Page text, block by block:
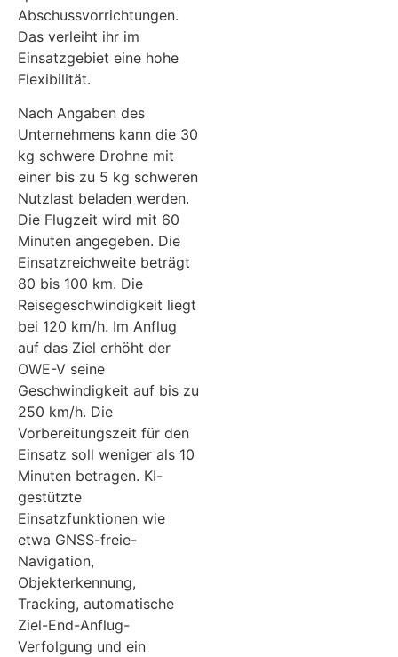
Abschussvorrichtungen.
Das verleiht ihr im
Einsatzgebiet eine hohe
Flexibilität.
Nach Angaben des
Unternehmens kann die 30
kg schwere Drohne mit
einer bis zu 5 kg schweren
Nutzlast beladen werden.
Die Flugzeit wird mit 60
Minuten angegeben. Die
Einsatzreichweite beträgt
80 bis 100 km. Die
Reisegeschwindigkeit liegt
bei 120 km/h. Im Anflug
auf das Ziel erhöht der
OWE-V seine
Geschwindigkeit auf bis zu
250 km/h. Die
Vorbereitungszeit für den
Einsatz soll weniger als 10
Minuten betragen. KI-
gestützte
Einsatzfunktionen wie
etwa GNSS-freie-
Navigation,
Objekterkennung,
Tracking, automatische
Ziel-End-Anflug-
Verfolgung und ein